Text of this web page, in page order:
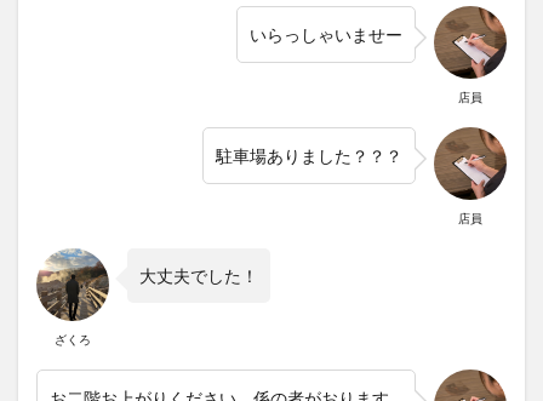
店員
いらっしゃいませー
店員
駐車場ありました？？？
ざくろ
大丈夫でした！